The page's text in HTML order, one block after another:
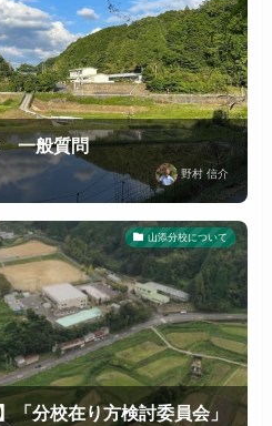
一般質問
野村 信介
山添分校について
「分校在り方検討委員会」